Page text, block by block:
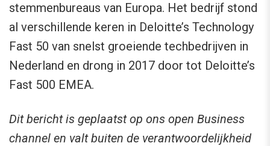
stemmenbureaus van Europa. Het bedrijf stond
al verschillende keren in Deloitte’s Technology
Fast 50 van snelst groeiende techbedrijven in
Nederland en drong in 2017 door tot Deloitte’s
Fast 500 EMEA.
Dit bericht is geplaatst op ons open Business
channel en valt buiten de verantwoordelijkheid